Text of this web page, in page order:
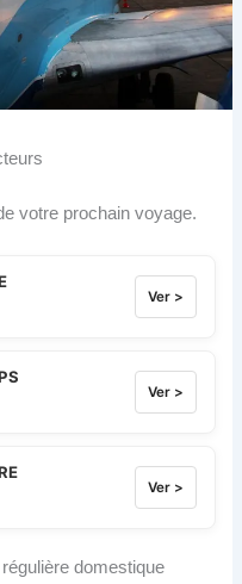
votre prochain voyage.
Ver >
Ver >
Ver >
domestique